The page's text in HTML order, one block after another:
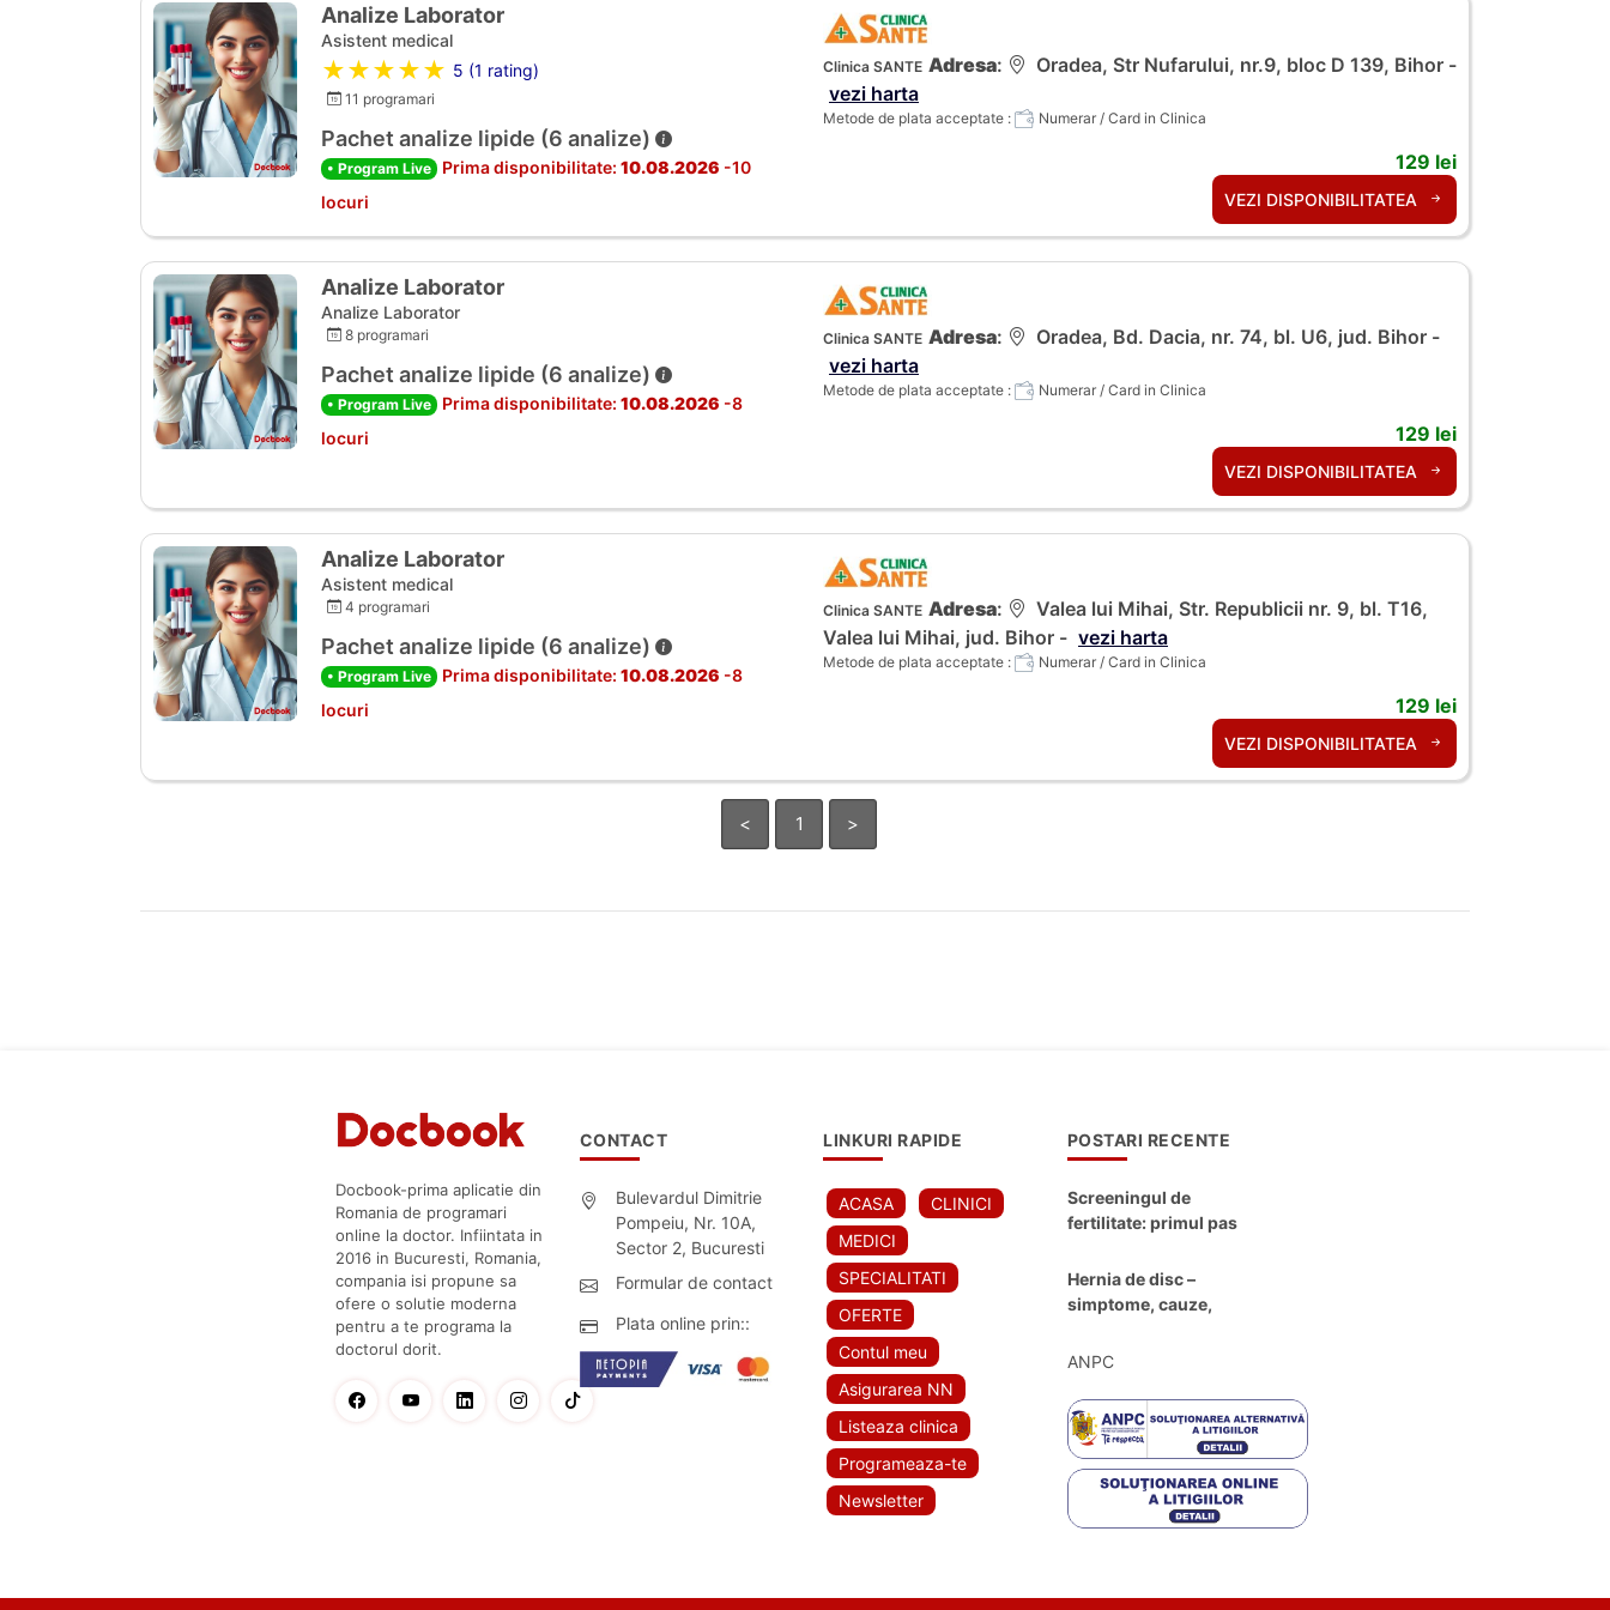
Analize Laborator
Asistent medical
★★★★★ 5 (1 rating)
11 programari
Pachet analize lipide (6 analize)
• Program Live Prima disponibilitate: 10.08.2026 -10
locuri
Clinica SANTE Adresa:
Oradea, Str Nufarului, nr.9, bloc D 139, Bihor -
vezi harta
Metode de plata acceptate : Numerar / Card in Clinica
129 lei
VEZI DISPONIBILITATEA
Analize Laborator
Analize Laborator
8 programari
Pachet analize lipide (6 analize)
• Program Live Prima disponibilitate: 10.08.2026 -8
locuri
Clinica SANTE Adresa:
Oradea, Bd. Dacia, nr. 74, bl. U6, jud. Bihor -
vezi harta
Metode de plata acceptate : Numerar / Card in Clinica
129 lei
VEZI DISPONIBILITATEA
Analize Laborator
Asistent medical
4 programari
Pachet analize lipide (6 analize)
• Program Live Prima disponibilitate: 10.08.2026 -8
locuri
Clinica SANTE Adresa:
Valea lui Mihai, Str. Republicii nr. 9, bl. T16,
Valea lui Mihai, jud. Bihor - vezi harta
Metode de plata acceptate : Numerar / Card in Clinica
129 lei
VEZI DISPONIBILITATEA
< 1 >
Docbook-prima aplicatie din
Romania de programari
online la doctor. Infiintata in
2016 in Bucuresti, Romania,
compania isi propune sa
ofere o solutie moderna
pentru a te programa la
doctorul dorit.
CONTACT
Bulevardul Dimitrie
Pompeiu, Nr. 10A,
Sector 2, Bucuresti
Formular de contact
Plata online prin::
LINKURI RAPIDE
ACASA
CLINICI
MEDICI
SPECIALITATI
OFERTE
Contul meu
Asigurarea NN
Listeaza clinica
Programeaza-te
Newsletter
POSTARI RECENTE
Screeningul de
fertilitate: primul pas
Hernia de disc –
simptome, cauze,
moderne de
ANPC